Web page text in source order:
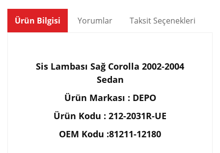
Ürün Bilgisi Yorumlar Taksit Seçenekleri
Sis Lambası Sağ Corolla 2002-2004
Sedan
Ürün Markası : DEPO
Ürün Kodu : 212-2031R-UE
OEM Kodu :81211-12180